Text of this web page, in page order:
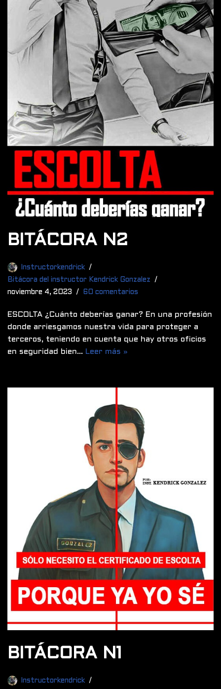
BITÁCORA N2
Instructorkendrick
Bitácora del instructor Kendrick Gonzalez
noviembre 4, 2023
60 comentarios
ESCOLTA ¿Cuánto deberías ganar? En una profesión
donde arriesgamos nuestra vida para proteger a
terceros, teniendo en cuenta que hay otros oficios
en seguridad bien… Leer más »
BITÁCORA N1
Instructorkendrick